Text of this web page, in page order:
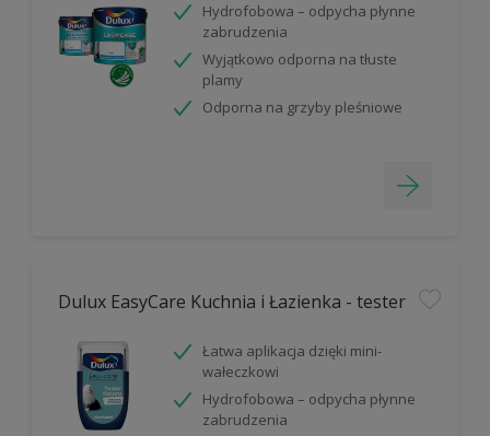
Hydrofobowa – odpycha płynne
zabrudzenia
Wyjątkowo odporna na tłuste
plamy
Odporna na grzyby pleśniowe
Dulux EasyCare Kuchnia i Łazienka - tester
Łatwa aplikacja dzięki mini-
wałeczkowi
Hydrofobowa – odpycha płynne
zabrudzenia